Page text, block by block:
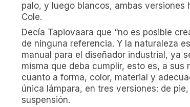
palo, y luego blancos, ambas versiones
Cole.
Decía Tapiovaara que “no es posible
de ninguna referencia. Y la naturaleza
manual para el diseñador industrial, ya
misma que deba cumplir, esto es, a sus
cuanto a forma, color, material y
única lámpara, en tres versiones: de
suspensión.